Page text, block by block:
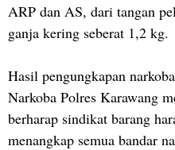
ARP dan AS, dari tangan
ganja kering seberat 1,2 kg.
Hasil pengungkapan
Narkoba Polres Karawang
berharap sindikat barang
menangkap semua bandar